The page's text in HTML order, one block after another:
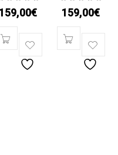
159,00€ 159,00€